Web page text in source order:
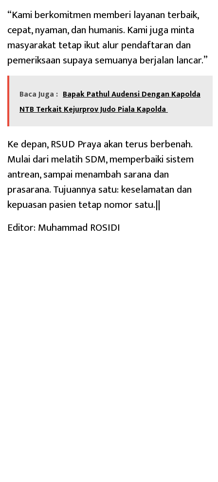
“Kami berkomitmen memberi layanan terbaik,
cepat, nyaman, dan humanis. Kami juga minta
masyarakat tetap ikut alur pendaftaran dan
pemeriksaan supaya semuanya berjalan lancar.”
Baca Juga : Bapak Pathul Audensi Dengan Kapolda
NTB Terkait Kejurprov Judo Piala Kapolda
Ke depan, RSUD Praya akan terus berbenah.
Mulai dari melatih SDM, memperbaiki sistem
antrean, sampai menambah sarana dan
prasarana. Tujuannya satu: keselamatan dan
kepuasan pasien tetap nomor satu.||
Editor: Muhammad ROSIDI